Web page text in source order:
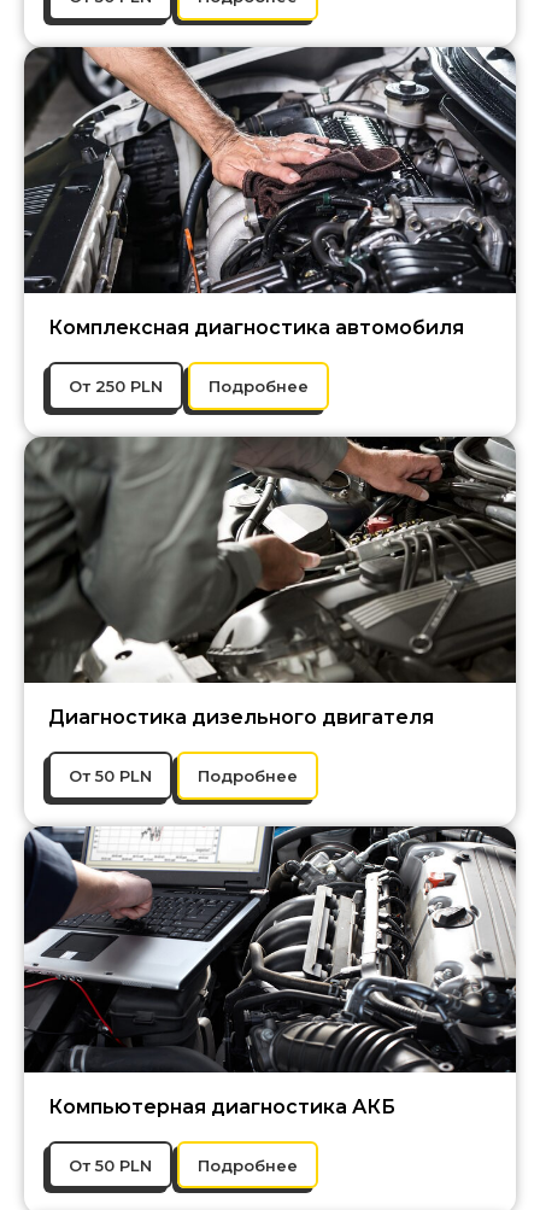
Комплексная диагностика автомобиля
От 250 PLN Подробнее
Диагностика дизельного двигателя
От 50 PLN Подробнее
Компьютерная диагностика АКБ
От 50 PLN Подробнее